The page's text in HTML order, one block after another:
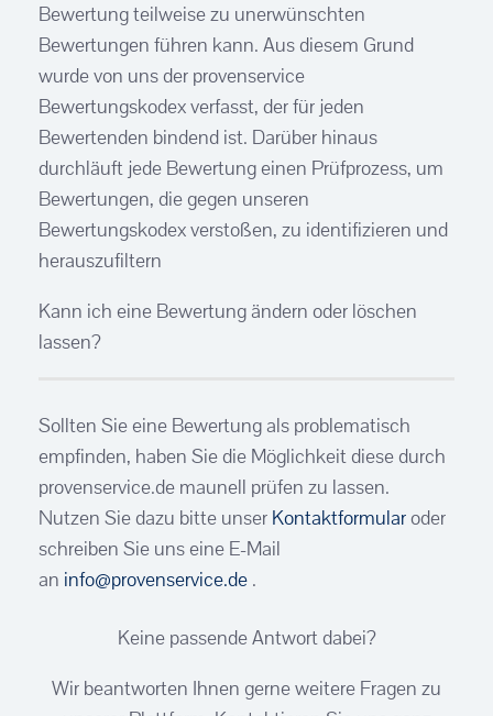
Bewertung teilweise zu unerwünschten
Bewertungen führen kann. Aus diesem Grund
wurde von uns der provenservice
Bewertungskodex verfasst, der für jeden
Bewertenden bindend ist. Darüber hinaus
durchläuft jede Bewertung einen Prüfprozess, um
Bewertungen, die gegen unseren
Bewertungskodex verstoßen, zu identifizieren und
herauszufiltern
Kann ich eine Bewertung ändern oder löschen
lassen?
Sollten Sie eine Bewertung als problematisch
empfinden, haben Sie die Möglichkeit diese durch
provenservice.de maunell prüfen zu lassen.
Nutzen Sie dazu bitte unser Kontaktformularoder
schreiben Sie uns eine E-Mail
an info@provenservice.de .
Keine passende Antwort dabei?
Wir beantworten Ihnen gerne weitere Fragen zu